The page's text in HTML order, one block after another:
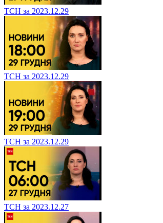
ТСН за 2023.12.29
ТСН за 2023.12.29
ТСН за 2023.12.29
ТСН за 2023.12.27